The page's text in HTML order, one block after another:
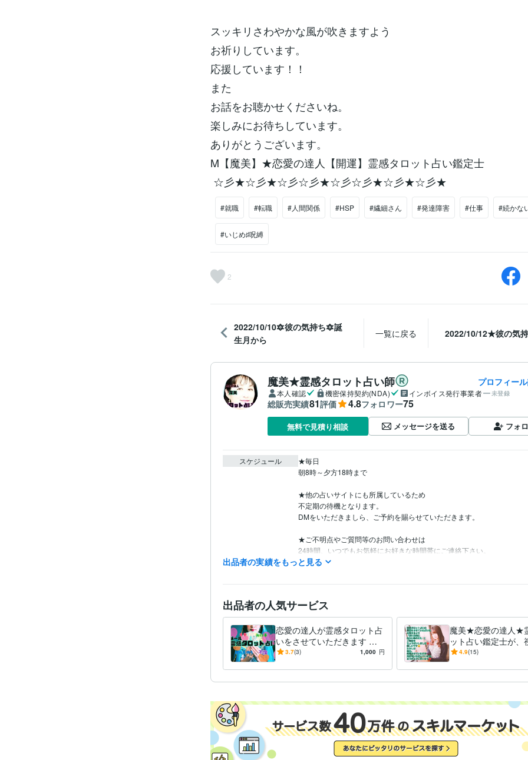
スッキリさわやかな風が吹きますよう
お祈りしています。
応援しています！！
また
お話をお聴かせくださいね。
楽しみにお待ちしています。
ありがとうございます。
M【魔美】★恋愛の達人【開運】霊感タロット占い鑑定士
☆彡★☆彡★☆彡☆彡★☆彡☆彡★☆彡★☆彡★
#就職 #転職 #人間関係 #HSP #繊細さん #発達障害 #仕事 #続かな
#いじめ♯呪縛
2
2022/10/10🔯彼の気持ち🔯誕
生月から
一覧に戻る 2022/10/12★彼の気
魔美★霊感タロット占い師 プロフィー
本人確認 機密保持契約(NDA) インボイス発行事業者 未登録
総販売実績81評価 4.8フォロワー75
無料で見積り相談 メッセージを送る フォ
スケジュール
★毎日
朝8時～夕方18時まで
★他の占いサイトにも所属しているため
不定期の待機となります。
DMをいただきましら、ご予約を賜らせていただきます。
★ご不明点やご質問等のお問い合わせは
24時間、いつでもお気軽にお好きな時間帯にご連絡下さい。
24時間以内にお返事させていただきます！
あなたとお話しできる時を
楽しみに、お待ちしています！！
大型自動二輪 取得年 : 2017年
得意分野 占い 霊感タロット電話占い 霊感タロットメール占い 話し相手&愚
彼の気持ち 仕事
hsp
出品者の実績をもっと見る
出品者の人気サービス
恋愛の達人が霊感タロット占
いをさせていただきます 恋
愛 ★彼の気持ち ★不倫 ★離
3.7(3) 1,000 円
魔美★恋愛の達人★
ット占い鑑定士が、
【コスパ】上げ下げ
4.9(15)